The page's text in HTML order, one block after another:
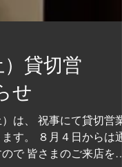
切営
せ
は、 祝事にて貸切営業
す。 ８月４日からは通